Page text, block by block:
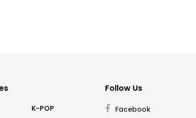
K-POP
Follow Us
Facebook